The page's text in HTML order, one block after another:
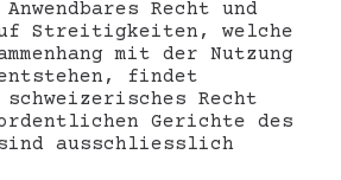
Recht und
Streitigkeiten, welche
mit der Nutzung
findet
Recht
ordentlichen Gerichte des
ausschliesslich